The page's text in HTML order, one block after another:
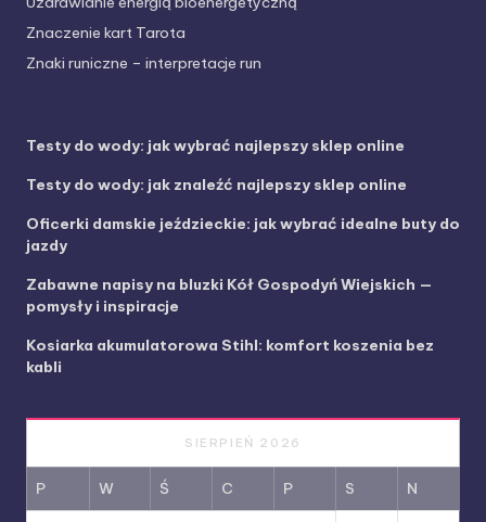
Znaczenie kart Tarota
Znaki runiczne – interpretacje run
Testy do wody: jak wybrać najlepszy sklep online
Testy do wody: jak znaleźć najlepszy sklep online
Oficerki damskie jeździeckie: jak wybrać idealne buty do
jazdy
Zabawne napisy na bluzki Kół Gospodyń Wiejskich —
pomysły i inspiracje
Kosiarka akumulatorowa Stihl: komfort koszenia bez
kabli
SIERPIEŃ 2026
P W Ś C P S N